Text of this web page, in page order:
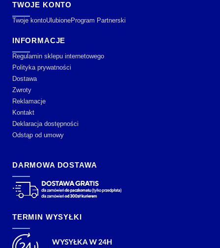
TWOJE KONTO
Twoje kontoUlubioneProgram Partnerski
INFORMACJE
Regulamin sklepu internetowego
Polityka prywatności
Dostawa
Zwroty
Reklamacje
Kontakt
Deklaracja dostępności
Odstąp od umowy
DARMOWA DOSTAWA
TERMIN WYSYŁKI